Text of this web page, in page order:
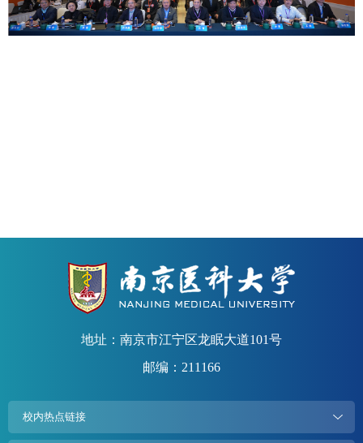
地址：南京市江宁区龙眠大道101号
邮编：211166
校内热点链接